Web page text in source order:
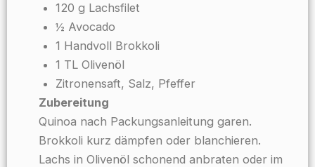
120 g Lachsfilet
½ Avocado
1 Handvoll Brokkoli
1 TL Olivenöl
Zitronensaft, Salz, Pfeffer
Zubereitung
Quinoa nach Packungsanleitung garen.
Brokkoli kurz dämpfen oder blanchieren.
Lachs in Olivenöl schonend anbraten oder im